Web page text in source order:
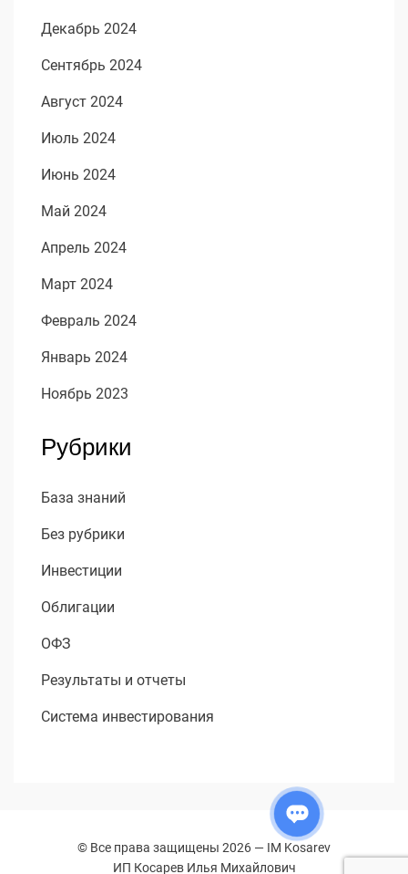
Декабрь 2024
Сентябрь 2024
Август 2024
Июль 2024
Июнь 2024
Май 2024
Апрель 2024
Март 2024
Февраль 2024
Январь 2024
Ноябрь 2023
Рубрики
База знаний
Без рубрики
Инвестиции
Облигации
ОФЗ
Результаты и отчеты
Система инвестирования
© Все права защищены 2026 — IM Kosarev
ИП Косарев Илья Михайлович